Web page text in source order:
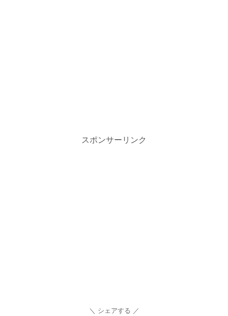
スポンサーリンク
シェアする